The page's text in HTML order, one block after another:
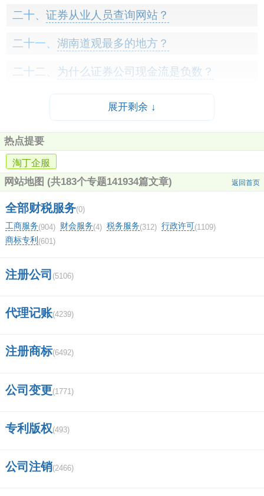
证券从业人员查询网站？
湖南道观最多的地方？
为什么证券公司现金流是负数？
东方财富有几个营业部？
中信证券手机版成交量均线怎么设置？
进中信证券难吗？
件吗？比如中信证券和华泰证券～？
信息隔离墙具有哪些功能？
加入过？
展开剩余 ↓
热点提要
淘丁企服
网站地图 (共183个专题141934篇文章) 返回首页
全部财税服务(0)
工商服务(904) 财会服务(4) 税务服务(312) 行政许可(1109)
商标专利 (601)
注册公司 (5106)
代理记账(4239)
注册商标(6492)
公司变更(1771)
专利版权(493)
公司注销(2466)